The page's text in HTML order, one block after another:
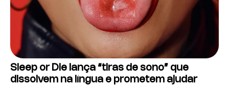
Sleep or Die lança “tiras de sono” que
dissolvem na língua e prometem ajudar